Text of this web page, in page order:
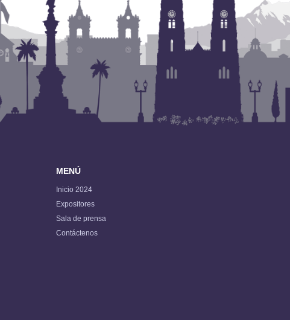
MENÚ
Inicio 2024
Expositores
Sala de prensa
Contáctenos